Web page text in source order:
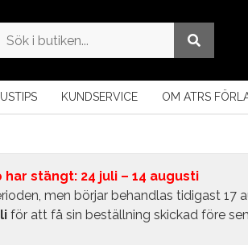
KUNDSERVICE OM ATRS
stängt: 24 juli – 14 augusti
men börjar behandlas tidigast 17
för att få sin beställning skickad före